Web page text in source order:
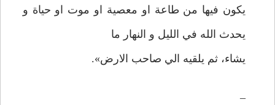
يکون فيها من طاعة او معصية او موت او حياة و
يحدث الله في الليل و النهار ما
يشاء، ثم يلقيه الي صاحب الارض».
–